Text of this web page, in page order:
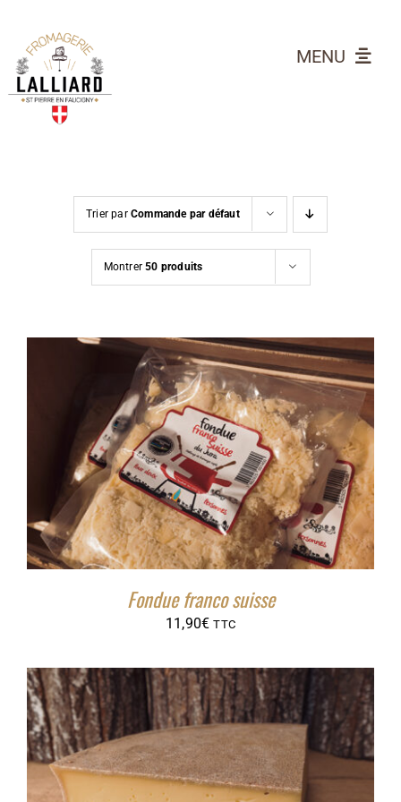
contenu
MENU
LES FROMAGES
Mon CompteTrier par Commande par défaut
Montrer50 produits
Fondue franco suisse
11,90€ TTC